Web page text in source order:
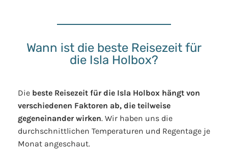
Wann ist die beste Reisezeit für
die Isla Holbox?
Die beste Reisezeit für die Isla Holbox hängt von
verschiedenen Faktoren ab, die teilweise
gegeneinander wirken. Wir haben uns die
durchschnittlichen Temperaturen und Regentage je
Monat angeschaut.